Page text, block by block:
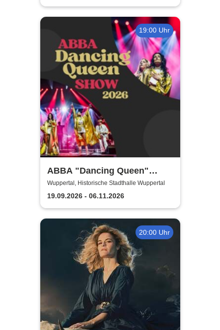
19:00 Uhr
ABBA "Dancing Queen"
Show 2026
Wuppertal, Historische Stadthalle Wuppertal
19.09.2026 - 06.11.2026
20:00 Uhr